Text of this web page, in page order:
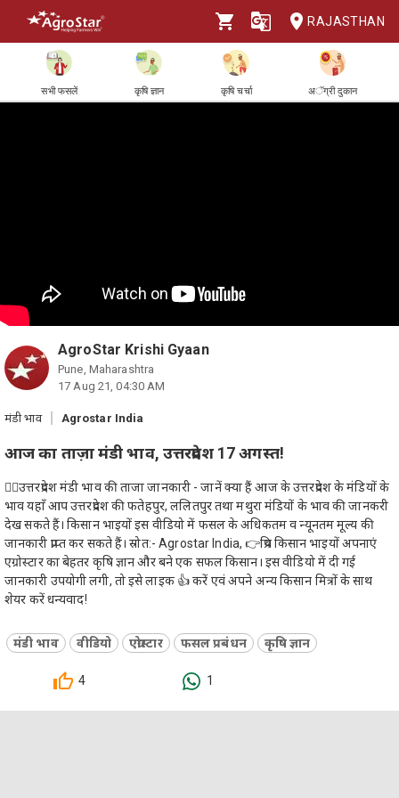
RAJASTHAN
सभी फसलें कृषि ज्ञान कृषि चर्चा अॅग्री दुकान
AgroStar Krishi Gyaan
Pune, Maharashtra
17 Aug 21, 04:30 AM
मंडी भाव Agrostar India
आज का ताज़ा मंडी भाव, उत्तरप्रदेश 17 अगस्त!
👉🏻उत्तरप्रदेश मंडी भाव की ताजा जानकारी - जानें क्या हैं आज के उत्तरप्रदेश के मंडियों के
भाव यहाँ आप उत्तरप्रदेश की फतेहपुर, ललितपुर तथा मथुरा मंडियों के भाव की जानकरी
देख सकते हैं। किसान भाइयों इस वीडियो में फसल के अधिकतम व न्यूनतम मूल्य की
जानकारी प्राप्त कर सकते हैं। स्रोत:- Agrostar India, 👉प्रिय किसान भाइयों अपनाएं
एग्रोस्टार का बेहतर कृषि ज्ञान और बने एक सफल किसान। इस वीडियो में दी गई
जानकारी उपयोगी लगी, तो इसे लाइक 👍 करें एवं अपने अन्य किसान मित्रों के साथ
शेयर करें धन्यवाद!
मंडी भाव वीडियो एग्रोस्टार फसल प्रबंधन कृषि ज्ञान
4 1